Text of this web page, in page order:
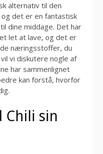
alternativ til den
og det er en fantastisk
dine middage. Det har
let at lave, og det er
næringsstoffer, du
vi diskutere nogle af
har sammenlignet
kan forstå, hvorfor
Chili sin